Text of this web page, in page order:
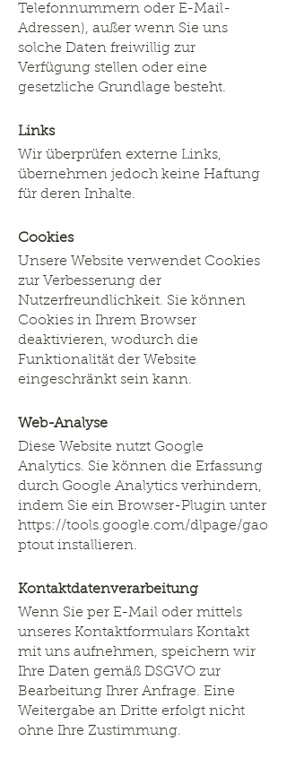
Telefonnummern oder E-Mail-
Adressen), außer wenn Sie uns
solche Daten freiwillig zur
Verfügung stellen oder eine
gesetzliche Grundlage besteht.
Links
Wir überprüfen externe Links,
übernehmen jedoch keine Haftung
für deren Inhalte.
Cookies
Unsere Website verwendet Cookies
zur Verbesserung der
Nutzerfreundlichkeit. Sie können
Cookies in Ihrem Browser
deaktivieren, wodurch die
Funktionalität der Website
eingeschränkt sein kann.
Web-Analyse
Diese Website nutzt Google
Analytics. Sie können die Erfassung
durch Google Analytics verhindern,
indem Sie ein Browser-Plugin unter
https://tools.google.com/dlpage/gao
ptout installieren.
Kontaktdatenverarbeitung
Wenn Sie per E-Mail oder mittels
unseres Kontaktformulars Kontakt
mit uns aufnehmen, speichern wir
Ihre Daten gemäß DSGVO zur
Bearbeitung Ihrer Anfrage. Eine
Weitergabe an Dritte erfolgt nicht
ohne Ihre Zustimmung.